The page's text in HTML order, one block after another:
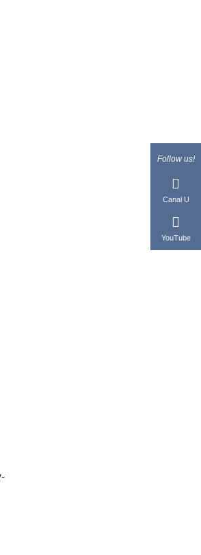
Follow us!
Canal U
YouTube